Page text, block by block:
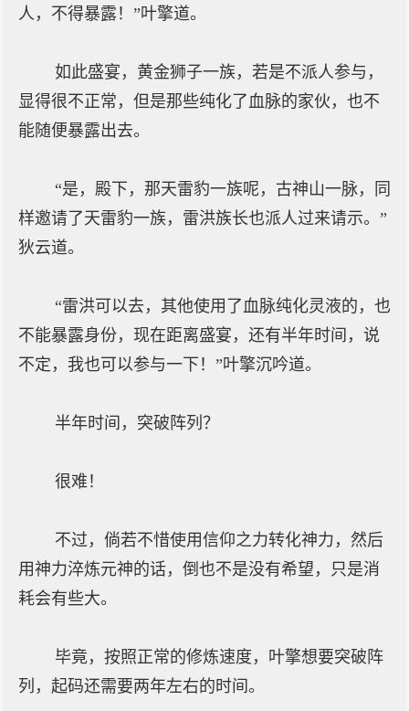
人，不得暴露！”叶擎道。
如此盛宴，黄金狮子一族，若是不派人参与，
显得很不正常，但是那些纯化了血脉的家伙，也不
能随便暴露出去。
“是，殿下，那天雷豹一族呢，古神山一脉，同
样邀请了天雷豹一族，雷洪族长也派人过来请示。”
狄云道。
“雷洪可以去，其他使用了血脉纯化灵液的，也
不能暴露身份，现在距离盛宴，还有半年时间，说
不定，我也可以参与一下！”叶擎沉吟道。
半年时间，突破阵列？
很难！
不过，倘若不惜使用信仰之力转化神力，然后
用神力淬炼元神的话，倒也不是没有希望，只是消
耗会有些大。
毕竟，按照正常的修炼速度，叶擎想要突破阵
列，起码还需要两年左右的时间。